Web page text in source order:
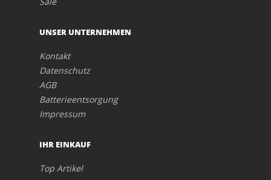
UNSER UNTERNEHMEN
Kontakt
Datenschutz
AGB
Batterieentsorgung
Impressum
IHR EINKAUF
Top Artikel